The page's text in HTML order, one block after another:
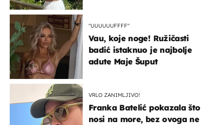
"UUUUUUFFFF"
Vau, koje noge! Ružičasti
badić istaknuo je najbolje
adute Maje Šuput
VRLO ZANIMLJIVO!
Franka Batelić pokazala što
nosi na more, bez ovoga ne